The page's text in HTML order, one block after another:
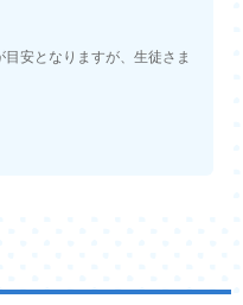
安となりますが、生徒さま